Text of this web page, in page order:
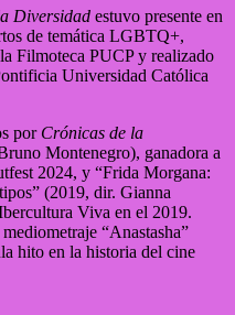
Diversidad estuvo presente en
de temática LGBTQ+,
Filmoteca PUCP y realizado
Universidad Católica
por Crónicas de la
Montenegro), ganadora a
2024, y “Frida Morgana:
(2019, dir. Gianna
Viva en el 2019.
“Anastasha”
hito en la historia del cine